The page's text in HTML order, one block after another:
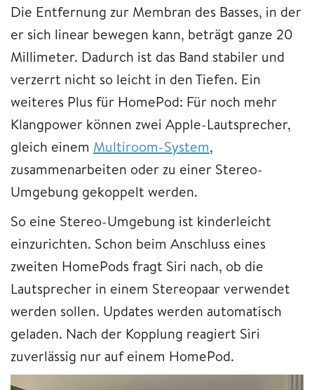
Die Entfernung zur Membran des Basses, in der
er sich linear bewegen kann, beträgt ganze 20
Millimeter. Dadurch ist das Band stabiler und
verzerrt nicht so leicht in den Tiefen. Ein
weiteres Plus für HomePod: Für noch mehr
Klangpower können zwei Apple-Lautsprecher,
gleich einem Multiroom-System,
zusammenarbeiten oder zu einer Stereo-
Umgebung gekoppelt werden.
So eine Stereo-Umgebung ist kinderleicht
einzurichten. Schon beim Anschluss eines
zweiten HomePods fragt Siri nach, ob die
Lautsprecher in einem Stereopaar verwendet
werden sollen. Updates werden automatisch
geladen. Nach der Kopplung reagiert Siri
zuverlässig nur auf einem HomePod.